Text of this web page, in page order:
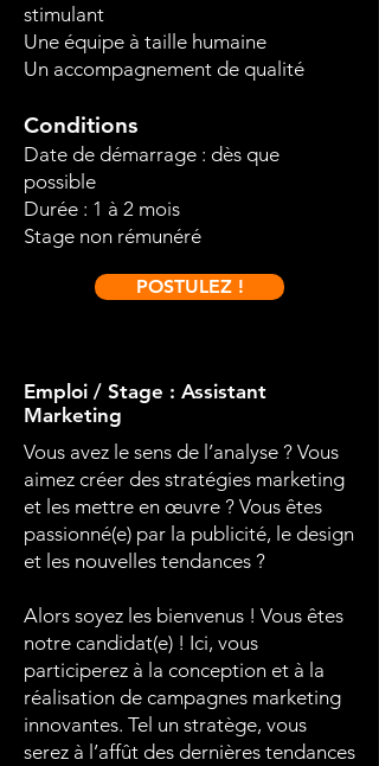
stimulant
Une équipe à taille humaine
Un accompagnement de qualité
Conditions
Date de démarrage : dès que
possible
Durée : 1 à 2 mois
Stage non rémunéré
POSTULEZ !
Emploi / Stage : Assistant
Marketing
Vous avez le sens de l’analyse ? Vous
aimez créer des stratégies marketing
et les mettre en œuvre ? Vous êtes
passionné(e) par la publicité, le design
et les nouvelles tendances ?
Alors soyez les bienvenus ! Vous êtes
notre candidat(e) ! Ici, vous
participerez à la conception et à la
réalisation de campagnes marketing
innovantes. Tel un stratège, vous
serez à l’affût des dernières tendances